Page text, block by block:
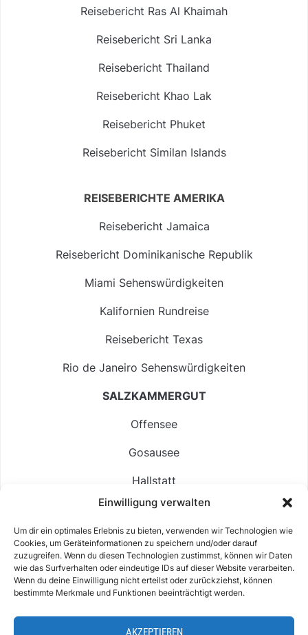
Einwilligung verwalten
Um dir ein optimales Erlebnis zu bieten, verwenden wir Technologien wie
Cookies, um Geräteinformationen zu speichern und/oder darauf
zuzugreifen. Wenn du diesen Technologien zustimmst, können wir Daten
wie das Surfverhalten oder eindeutige IDs auf dieser Website verarbeiten.
Wenn du deine Einwilligung nicht erteilst oder zurückziehst, können
bestimmte Merkmale und Funktionen beeinträchtigt werden.
AKZEPTIEREN
Reisebericht Ras Al Khaimah
Reisebericht Sri Lanka
Reisebericht Thailand
Reisebericht Khao Lak
Reisebericht Phuket
Reisebericht Similan Islands
REISEBERICHTE AMERIKA
Reisebericht Jamaica
Reisebericht Dominikanische Republik
Miami Sehenswürdigkeiten
Kalifornien Rundreise
Reisebericht Texas
Rio de Janeiro Sehenswürdigkeiten
SALZKAMMERGUT
Offensee
Gosausee
Hallstatt
Langbathsee
Altausseer See
Hintersee